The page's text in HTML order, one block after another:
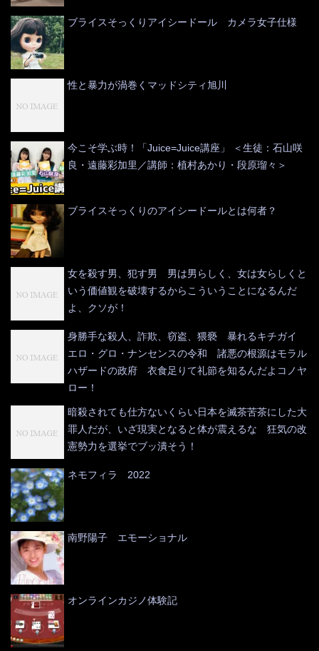
ブライスそっくりアイシードール カメラ女子仕様
性と暴力が渦巻くマッドシティ旭川
今こそ学ぶ時！「Juice=Juice講座」 ＜生徒：石山咲
良・遠藤彩加里／講師：植村あかり・段原瑠々＞
ブライスそっくりのアイシードールとは何者？
女を殺す男、犯す男 男は男らしく、女は女らしくと
いう価値観を破壊するからこういうことになるんだ
よ、クソが！
身勝手な殺人、詐欺、窃盗、猥褻 暴れるキチガイ
エロ・グロ・ナンセンスの令和 諸悪の根源はモラル
ハザードの政府 衣食足りて礼節を知るんだよコノヤ
ロー！
暗殺されても仕方ないくらい日本を滅茶苦茶にした大
罪人だが、いざ現実となると体が震えるな 狂気の改
憲勢力を選挙でブッ潰そう！
ネモフィラ 2022
南野陽子 エモーショナル
オンラインカジノ体験記